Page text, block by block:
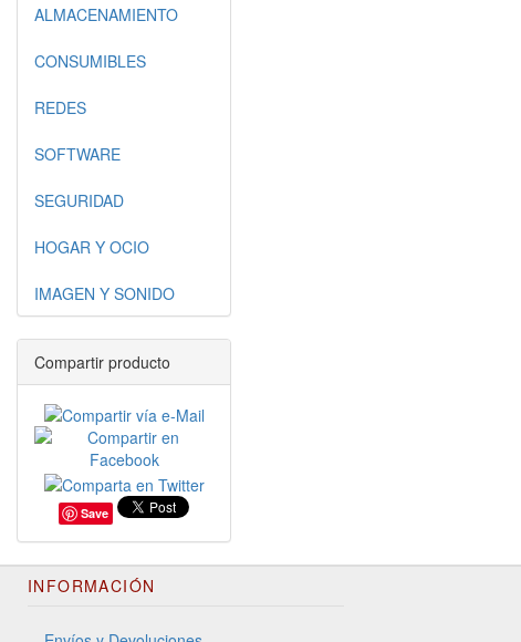
ALMACENAMIENTO
CONSUMIBLES
REDES
SOFTWARE
SEGURIDAD
HOGAR Y OCIO
IMAGEN Y SONIDO
Compartir producto
Save
INFORMACIÓN